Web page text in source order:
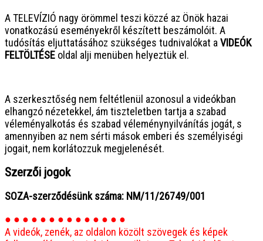
A TELEVÍZIÓ nagy örömmel teszi közzé az Önök hazai
vonatkozású eseményekről készített beszámolóit. A
tudósítás eljuttatásához szükséges tudnivalókat aVIDEÓK
FELTÖLTÉSE oldal alji menüben helyeztük el.
A szerkesztőség nem feltétlenül azonosul a videókban
elhangzó nézetekkel, ám tiszteletben tartja a szabad
véleményalkotás és szabad véleménynyilvánítás jogát, s
amennyiben az nem sérti mások emberi és személyiségi
jogait, nem korlátozzuk megjelenését.
Szerzői jogok
SOZA-szerződésünk száma: NM/11/26749/001
● ● ● ● ● ● ● ● ● ● ● ● ● ●
A videók, zenék, az oldalon közölt szövegek és képek